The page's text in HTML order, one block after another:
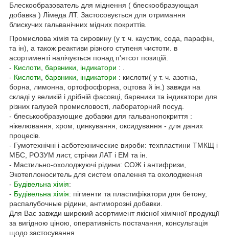
Блескообразователь для міднення ( блескообразующая
добавка ) Лімеда ЛТ. Застосовується для отримання
блискучих гальванічних мідних покриттів.
Промислова хімія та сировину (у т. ч. каустик, сода, парафін,
та ін), а також реактиви різного ступеня чистоти. в
асортименті налічується понад п'ятсот позицій.
- Кислоти барвники, індикатори : .
- Кислоти барвники, індикатори : кислоти( у т. ч. азотна,
борна, лимонна, ортофосфорна, оцтова й ін.) завжди на
складі у великій і дрібній фасовці, барвники та індикатори для
різних галузей промисловості, лабораторний посуд.
- блеськообразующие добавки для гальванопокриття :
нікелювання, хром, цинкування, оксидування - для даних
процесів.
- Гумотехнічні і асботехнические вироби: техпластини ТМКЩ і
МБС, РОЗУМ лист, стрічки ЛАТ і ЕМ та ін.
- Мастильно-охолоджуючі рідини: СОЖ і антифризи,
Экотеплоноситель для систем опалення та охолодження
- Будівельна хімія:
- Будівельна хімія: пігменти та пластифікатори для бетону,
распалубочные рідини, антиморозні добавки.
Для Вас завжди широкий асортимент якісної хімічної продукції
за вигідною ціною, оперативність постачання, консультація
щодо застосування